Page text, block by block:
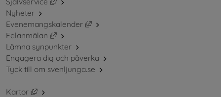
Nyheter
Evenemangskalender
Länk till annan webbplats, öppnas i
Felanmälan
Länk till annan webbplats, öppnas i nytt fönster.
Lämna synpunkter
Engagera dig och påverka
Tyck till om svenljunga.se
Kartor
Länk till annan webbplats, öppnas i nytt fönster.